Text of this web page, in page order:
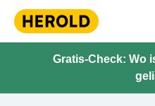
Gratis-Check: Wo